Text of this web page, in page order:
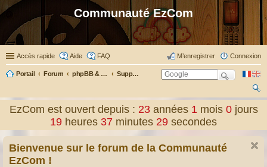
Communauté EzCom
Accès rapide Aide FAQ Connexion
M’enregistrer
Portail Forum phpBB & Co Support pour phpBB
er
EzCom est ouvert depuis : 23 années1 mois0 jours
19 heures 37 minutes 29 secondes
Bienvenue sur le forum de la Communauté
EzCom !